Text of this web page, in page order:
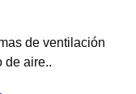
de ventilación
de aire..